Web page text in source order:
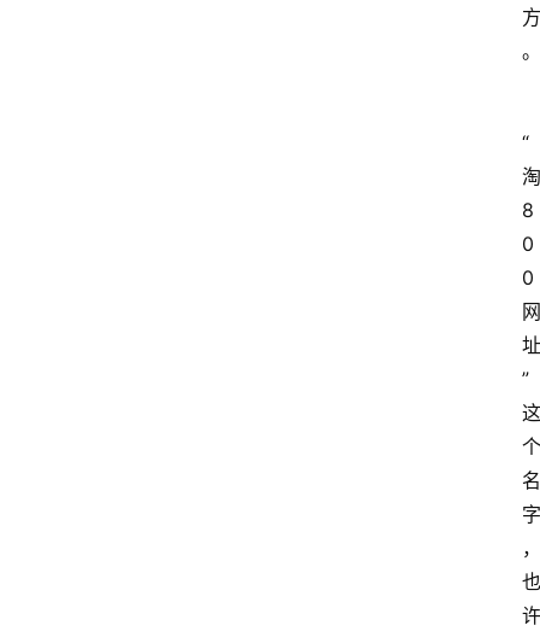
方
。
“
淘
8
0
0
网
址
”
这
个
名
字
，
也
许